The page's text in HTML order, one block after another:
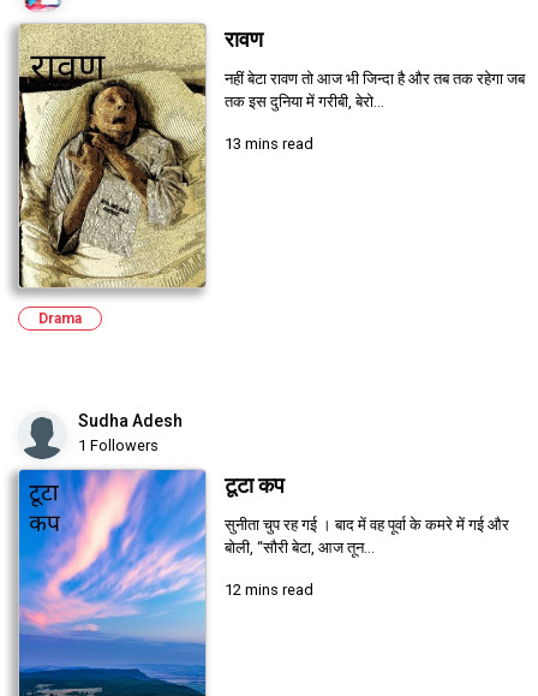
रावण
नहीं बेटा रावण तो आज भी जिन्दा है और तब तक रहेगा जब
तक इस दुनिया में गरीबी, बेरो...
13 mins read
Drama
Sudha Adesh
1 Followers
टूटा कप
सुनीता चुप रह गई । बाद में वह पूर्वा के कमरे में गई और
बोली, ‘‘सौरी बेटा, आज तून...
12 mins read